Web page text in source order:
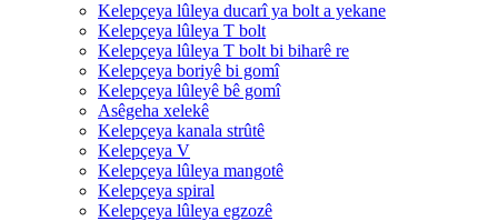
Kelepçeya lûleya ducarî ya bolt a yekane
Kelepçeya lûleya T bolt
Kelepçeya lûleya T bolt bi biharê re
Kelepçeya boriyê bi gomî
Kelepçeya lûleyê bê gomî
Asêgeha xelekê
Kelepçeya kanala strûtê
Kelepçeya V
Kelepçeya lûleya mangotê
Kelepçeya spiral
Kelepçeya lûleya egzozê